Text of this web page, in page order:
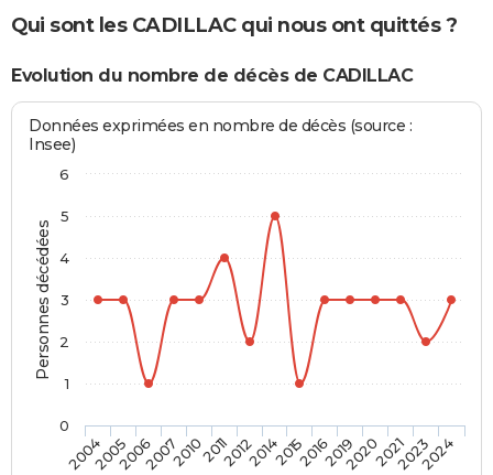
Qui sont les CADILLAC qui nous ont quittés ?
Evolution du nombre de décès de CADILLAC
Personnes décédées
Données exprimées en nombre de décès (source :
Insee)
200420052006200720102011201220142015201620192020202120232024
0
1
2
3
4
5
6